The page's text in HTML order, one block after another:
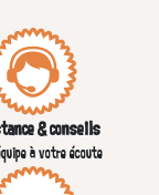
& conseils
à votre écoute